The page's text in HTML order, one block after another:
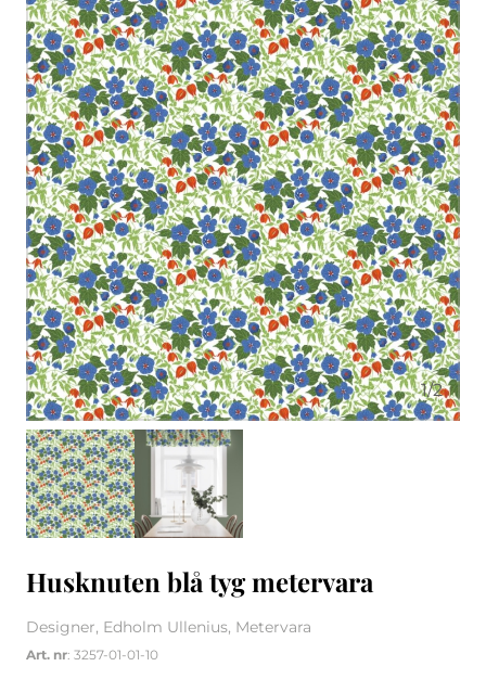
1/2
Husknuten blå tyg metervara
Designer, Edholm Ullenius, Metervara
Art. nr: 3257-01-01-10